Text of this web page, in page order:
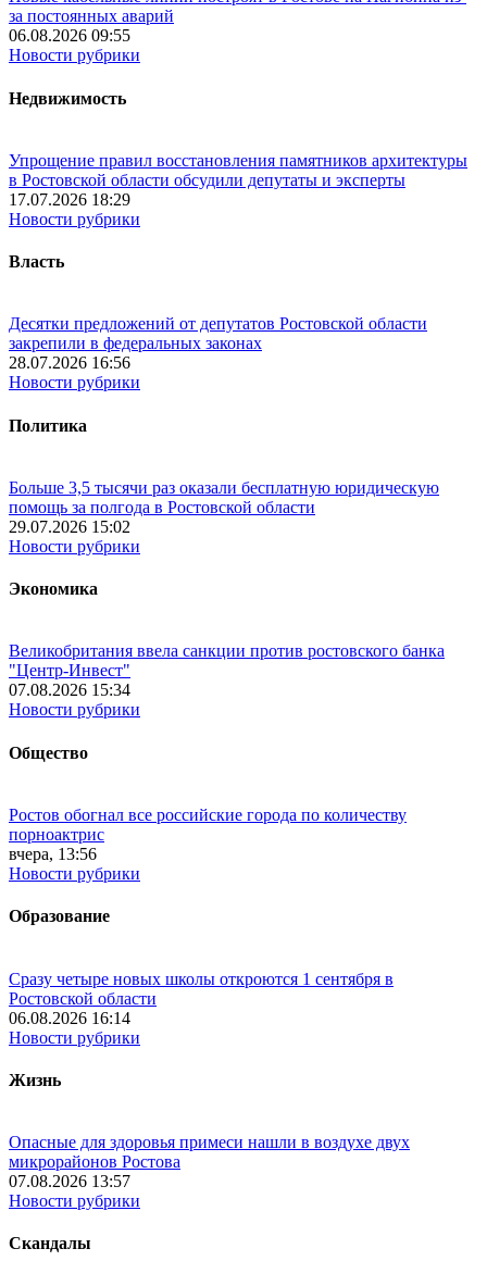
за постоянных аварий
06.08.2026 09:55
Новости рубрики
Недвижимость
Упрощение правил восстановления памятников архитектуры
в Ростовской области обсудили депутаты и эксперты
17.07.2026 18:29
Новости рубрики
Власть
Десятки предложений от депутатов Ростовской области
закрепили в федеральных законах
28.07.2026 16:56
Новости рубрики
Политика
Больше 3,5 тысячи раз оказали бесплатную юридическую
помощь за полгода в Ростовской области
29.07.2026 15:02
Новости рубрики
Экономика
Великобритания ввела санкции против ростовского банка
"Центр-Инвест"
07.08.2026 15:34
Новости рубрики
Общество
Ростов обогнал все российские города по количеству
порноактрис
вчера, 13:56
Новости рубрики
Образование
Сразу четыре новых школы откроются 1 сентября в
Ростовской области
06.08.2026 16:14
Новости рубрики
Жизнь
Опасные для здоровья примеси нашли в воздухе двух
микрорайонов Ростова
07.08.2026 13:57
Новости рубрики
Скандалы